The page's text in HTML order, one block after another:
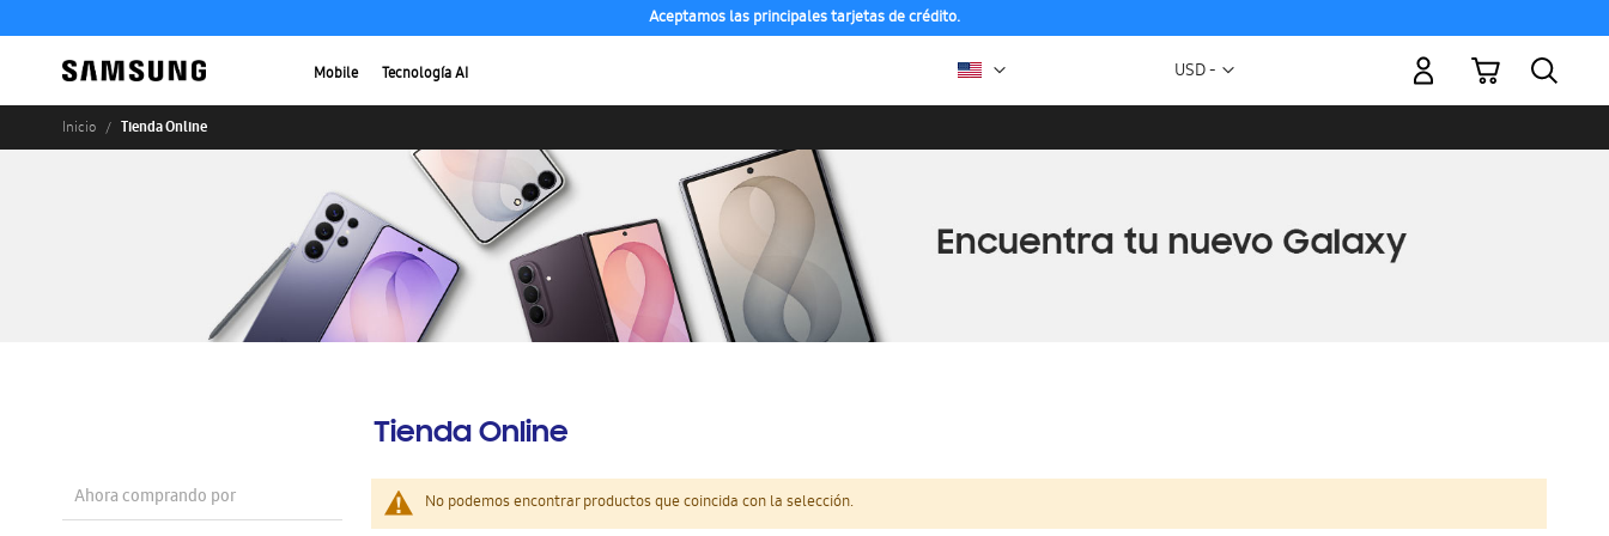
Aceptamos las principales tarjetas de crédito.
Mobile Tecnología AI Moneda
USD -
Mi carrito
Inicio Tienda Online
Tienda Online
No podemos encontrar productos que coincida con la selección.
Ahora comprando por